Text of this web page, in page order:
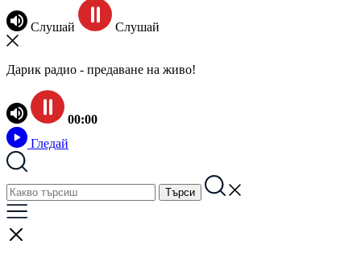
Слушай Слушай
Дарик радио - предаване на живо!
00:00
Гледай